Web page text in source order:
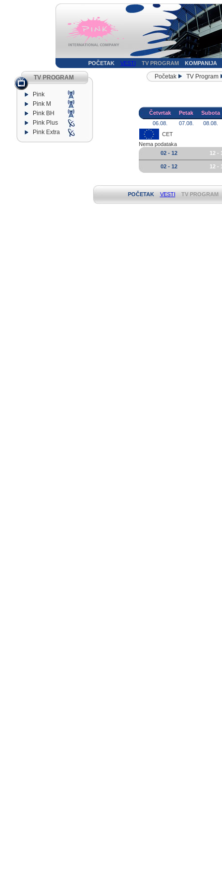
POČETAK VESTI TV PROGRAM KOMPANIJA
TV PROGRAM
Pink
Pink M
Pink BH
Pink Plus
Pink Extra
Početak TV Program
Četvrtak Petak
Subota
06.08.
07.08.
08.08.
CET
Nema podataka
02 - 12
12 -
02 - 12 12 -
POČETAK VESTI TV PROGRAM